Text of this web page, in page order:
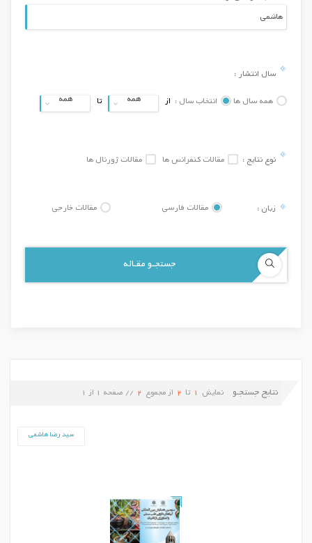
سال انتشار :
همه سال ها انتخاب سال : از همه تا همه
نوع نتایج : مقالات کنفرانس ها مقالات ژورنال ها
زبان : مقالات فارسی مقالات خارجی
نتایج جستجـو نمایش تا 2 از مجموع 2 // صفحه 1 از 1
سید رضا هاشمی